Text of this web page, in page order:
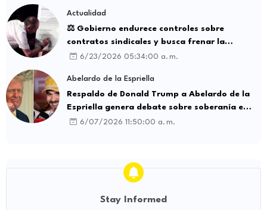
Actualidad
⚖️ Gobierno endurece controles sobre
contratos sindicales y busca frenar la
intermediación laboral ilegal
6/23/2026 05:34:00 a. m.
Abelardo de la Espriella
Respaldo de Donald Trump a Abelardo de la
Espriella genera debate sobre soberanía e
influencia internacional
6/07/2026 11:50:00 a. m.
Stay Informed